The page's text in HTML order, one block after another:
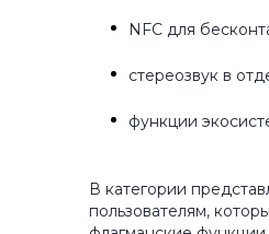
NFC для
стереозвук в
функции
В категории
пользователям,